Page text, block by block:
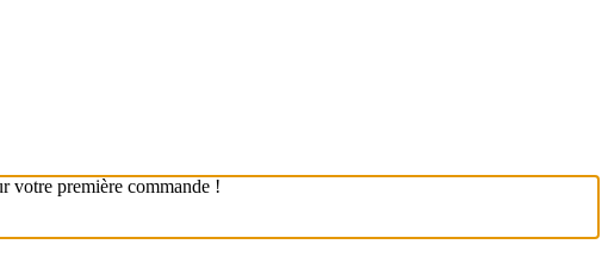
votre première commande !